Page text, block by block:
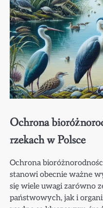
Ochrona
rzekach w Polsce
Ochrona
stanowi obecnie ważne
się wiele uwagi zarówno
państwowych, jak i